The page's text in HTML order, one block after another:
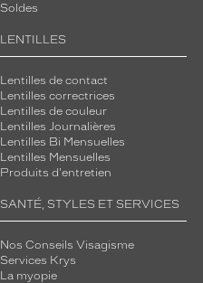
Soldes
LENTILLES
Lentilles de contact
Lentilles correctrices
Lentilles de couleur
Lentilles Journalières
Lentilles Bi Mensuelles
Lentilles Mensuelles
Produits d'entretien
SANTÉ, STYLES ET SERVICES
Nos Conseils Visagisme
Services Krys
La myopie